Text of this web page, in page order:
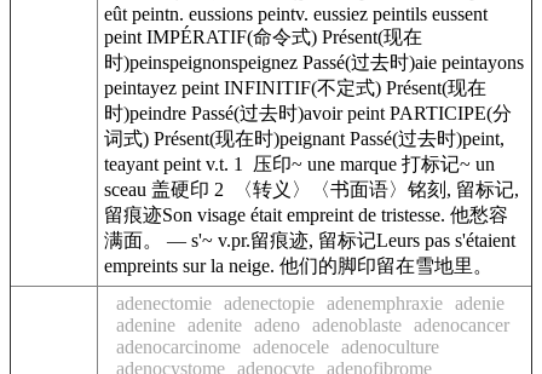
eût peintn. eussions peintv. eussiez peintils eussent
peint IMPÉRATIF(命令式) Présent(现在
时)peinspeignonspeignez Passé(过去时)aie peintayons
peintayez peint INFINITIF(不定式) Présent(现在
时)peindre Passé(过去时)avoir peint PARTICIPE(分
词式) Présent(现在时)peignant Passé(过去时)peint,
teayant peint v.t. 1 压印~ une marque 打标记~ un
sceau 盖硬印 2 〈转义〉〈书面语〉铭刻, 留标记,
留痕迹Son visage était empreint de tristesse. 他愁容
满面。 — s'~ v.pr.留痕迹, 留标记Leurs pas s'étaient
empreints sur la neige. 他们的脚印留在雪地里。
adenectomie adenectopie adenemphraxie adenie
adenine adenite adeno adenoblaste adenocancer
adenocarcinome adenocele adenoculture
adenocystome adenocyte adenofibrome